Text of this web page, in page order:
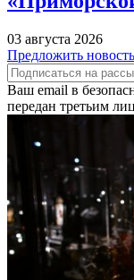
03 августа 2026
Предложить новость
Ваш email в
передан третьим